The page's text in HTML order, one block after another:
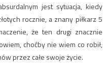
jest sytuacja, kiedy
rocznie, a znany piłkarz 5
że ten drugi znacznie
choćby nie wiem co robił,
przez całe swoje życie.